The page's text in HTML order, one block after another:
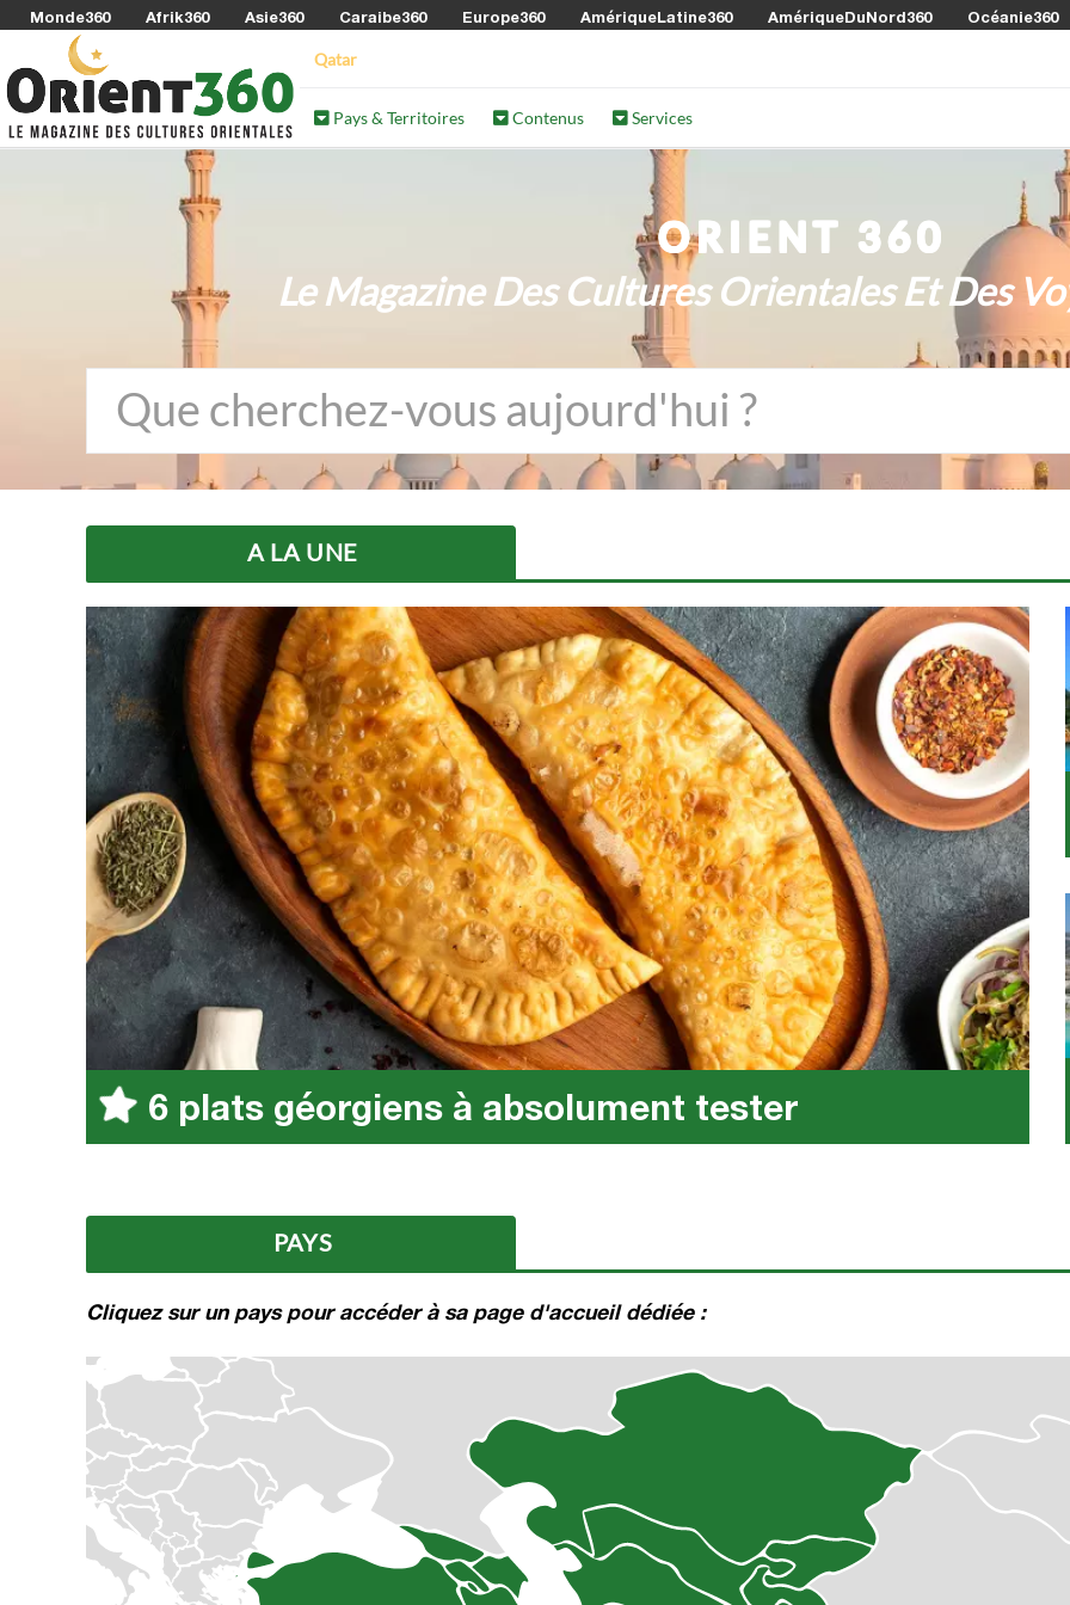
Monde360 Afrik360 Asie360 Caraibe360 Europe360 AmériqueLatine360 AmériqueDuNord360 Océanie360
Qatar
Pays & Territoires Contenus Services
ORIENT 360
Le Magazine Des Cultures Orientales Et Des
A LA UNE
6 plats géorgiens à absolument tester
PAYS
Cliquez sur un pays pour accéder à sa page d'accueil dédiée :